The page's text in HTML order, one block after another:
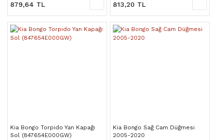
879,64 TL 813,20 TL
Kia Bongo Torpido Yan Kapağı
Sol (847654E000GW)
Kia Bongo Sağ Cam Düğmesi
2005-2020